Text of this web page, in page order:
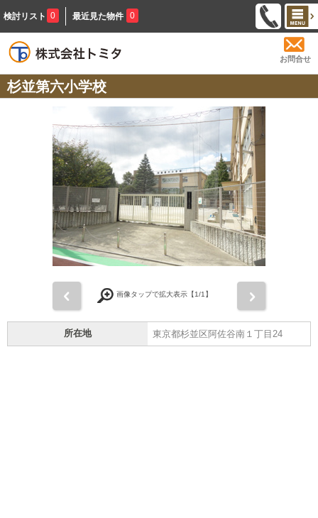
検討リスト 0 最近見た物件 0
お問合せ
杉並第六小学校
画像タップで拡大表示【1/1】
所在地 東京都杉並区阿佐谷南１丁目24